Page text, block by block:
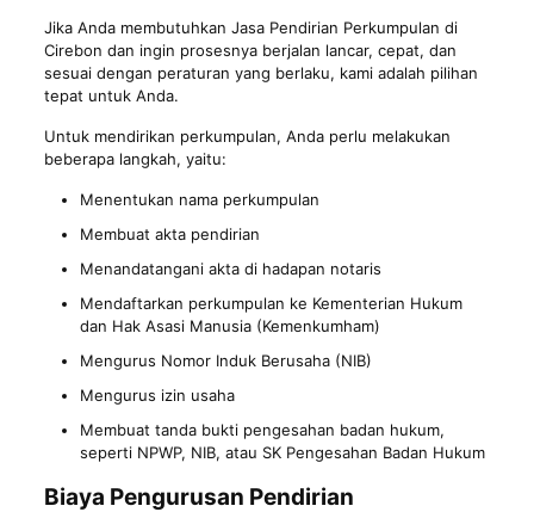
Jika Anda membutuhkan Jasa Pendirian Perkumpulan di
Cirebon dan ingin prosesnya berjalan lancar, cepat, dan
sesuai dengan peraturan yang berlaku, kami adalah pilihan
tepat untuk Anda.
Untuk mendirikan perkumpulan, Anda perlu melakukan
beberapa langkah, yaitu:
Menentukan nama perkumpulan
Membuat akta pendirian
Menandatangani akta di hadapan notaris
Mendaftarkan perkumpulan ke Kementerian Hukum
dan Hak Asasi Manusia (Kemenkumham)
Mengurus Nomor Induk Berusaha (NIB)
Mengurus izin usaha
Membuat tanda bukti pengesahan badan hukum,
seperti NPWP, NIB, atau SK Pengesahan Badan Hukum
Biaya Pengurusan Pendirian